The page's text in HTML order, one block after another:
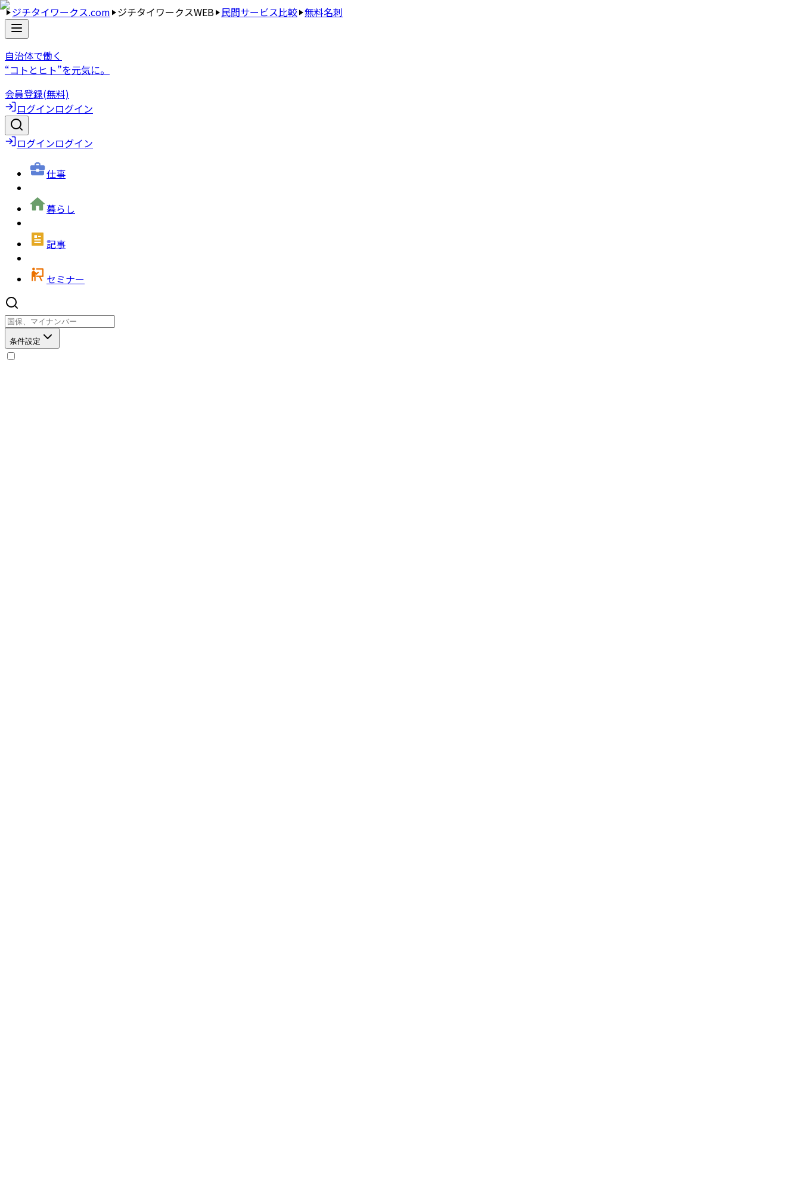
ジチタイワークス.com ジチタイワークスWEB 民間サービス比較 無料名刺
自治体で働く
“コトとヒト”を元気に。
会員登録(無料)
ログインログイン
ログインログイン
仕事
暮らし
記事
セミナー
条件設定